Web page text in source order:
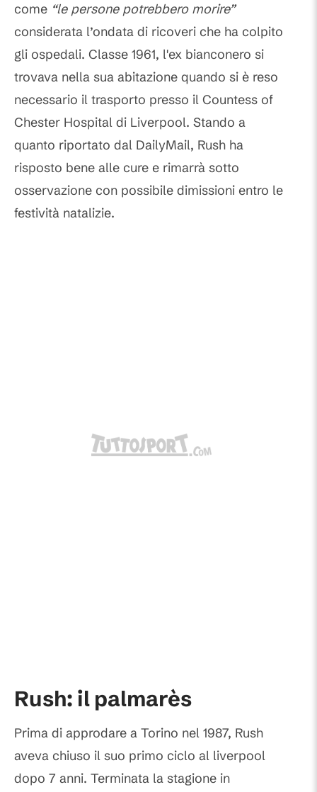
come “le persone potrebbero morire”
considerata l’ondata di ricoveri che ha colpito
gli ospedali. Classe 1961, l'ex bianconero si
trovava nella sua abitazione quando si è reso
necessario il trasporto presso il Countess of
Chester Hospital di Liverpool. Stando a
quanto riportato dal DailyMail, Rush ha
risposto bene alle cure e rimarrà sotto
osservazione con possibile dimissioni entro le
festività natalizie.
Rush: il palmarès
Prima di approdare a Torino nel 1987, Rush
aveva chiuso il suo primo ciclo al liverpool
dopo 7 anni. Terminata la stagione in